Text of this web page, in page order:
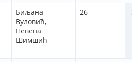
Биљана
Вуловић,
Невена
Шимшић
26